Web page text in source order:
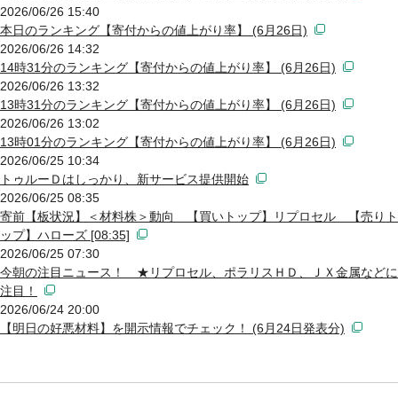
2026/06/26 15:40
本日のランキング【寄付からの値上がり率】 (6月26日)
2026/06/26 14:32
14時31分のランキング【寄付からの値上がり率】 (6月26日)
2026/06/26 13:32
13時31分のランキング【寄付からの値上がり率】 (6月26日)
2026/06/26 13:02
13時01分のランキング【寄付からの値上がり率】 (6月26日)
2026/06/25 10:34
トゥルーＤはしっかり、新サービス提供開始
2026/06/25 08:35
寄前【板状況】＜材料株＞動向 【買いトップ】リプロセル 【売りト
ップ】ハローズ [08:35]
2026/06/25 07:30
今朝の注目ニュース！ ★リプロセル、ポラリスＨＤ、ＪＸ金属などに
注目！
2026/06/24 20:00
【明日の好悪材料】を開示情報でチェック！ (6月24日発表分)